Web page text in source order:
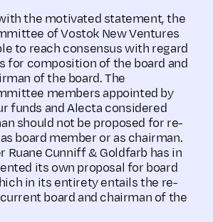
the motivated statement, the
of Vostok New Ventures
to reach consensus with regard
for composition of the board and
of the board. The
members appointed by
funds and Alecta considered
should not be proposed for re-
board member or as chairman.
Ruane Cunniff & Goldfarb has in
its own proposal for board
in its entirety entails the re-
board and chairman of the